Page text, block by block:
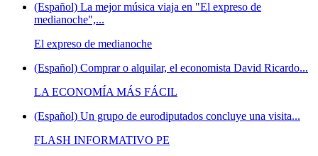
(Español) La mejor música viaja en "El expreso de
medianoche",...
El expreso de medianoche
(Español) Comprar o alquilar, el economista David Ricardo...
LA ECONOMÍA MÁS FÁCIL
(Español) Un grupo de eurodiputados concluye una visita...
FLASH INFORMATIVO PE